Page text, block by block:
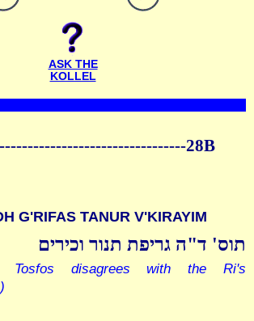
ASK THE
KOLLEL
28B
G'RIFAS TANUR V'KIRAYIM
תוס' ד"ה גריפת תנור וכירים
Tosfos disagrees with the Ri's